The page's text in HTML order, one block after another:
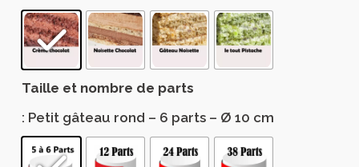
Taille et nombre de parts
: Petit gâteau rond – 6 parts – Ø 10 cm